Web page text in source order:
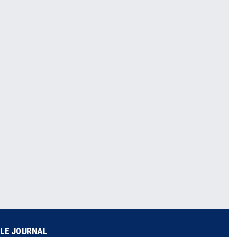
LE JOURNAL